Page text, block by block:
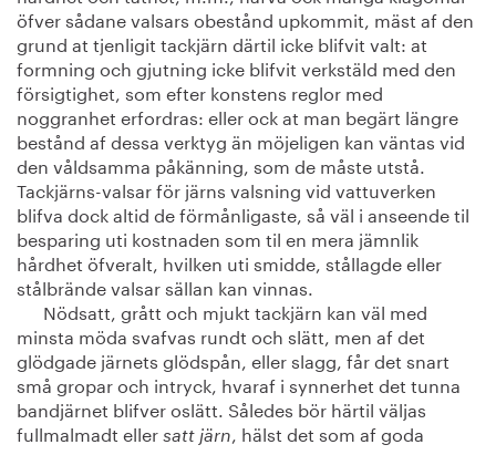
öfver sådane valsars obestånd upkommit, mäst af den
grund at tjenligit tackjärn därtil icke blifvit valt: at
formning och gjutning icke blifvit verkstäld med den
försigtighet, som efter konstens reglor med
noggranhet erfordras: eller ock at man begärt längre
bestånd af dessa verktyg än möjeligen kan väntas vid
den våldsamma påkänning, som de måste utstå.
Tackjärns-valsar för järns valsning vid vattuverken
blifva dock altid de förmånligaste, så väl i anseende til
besparing uti kostnaden som til en mera jämnlik
hårdhet öfveralt, hvilken uti smidde, stållagde eller
stålbrände valsar sällan kan vinnas.
Nödsatt, grått och mjukt tackjärn kan väl med
minsta möda svafvas rundt och slätt, men af det
glödgade järnets glödspån, eller slagg, får det snart
små gropar och intryck, hvaraf i synnerhet det tunna
bandjärnet blifver oslätt. Således bör härtil väljas
fullmalmadt eller satt järn, hälst det som af goda